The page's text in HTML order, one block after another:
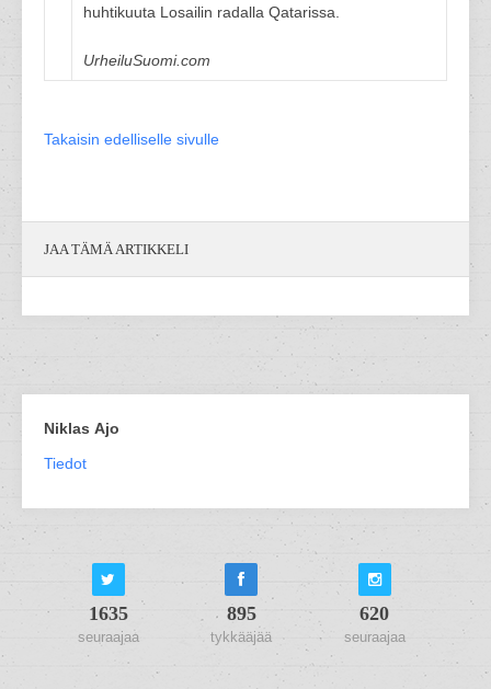
huhtikuuta Losailin radalla Qatarissa.
UrheiluSuomi.com
Takaisin edelliselle sivulle
JAA TÄMÄ ARTIKKELI
Niklas Ajo
Tiedot
1635
seuraajaa
895
tykkääjää
620
seuraajaa